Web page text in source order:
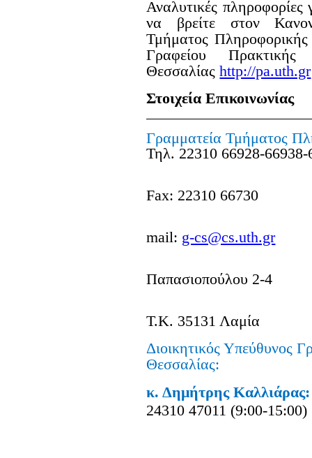
Αναλυτικές
να βρείτε στον
Τμήματος
Γραφείου
Θεσσαλίαςhttp://pa.uth.gr
Στοιχεία Επικοινωνίας
Γραμματεία Τμήματος
Τηλ. 22310 66928-66938-
Fax: 22310 66730
mail: g-cs@cs.uth.gr
Παπασιοπούλου 2-4
Τ.Κ. 35131 Λαμία
Διοικητικός Υπεύθυνος
Θεσσαλίας:
κ. Δημήτρης
24310 47011 (9:00-15:00)